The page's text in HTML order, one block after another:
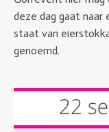
deze dag gaat
staat van
genoemd.